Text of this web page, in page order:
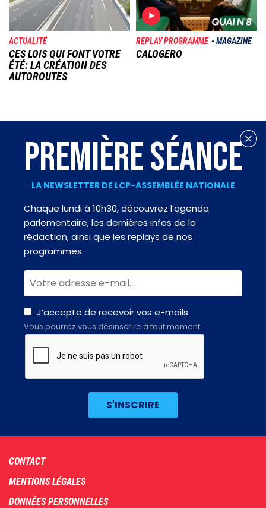
ACTUALITÉ
CES LOIS QUI FONT VOTRE
ÉTÉ: LA CRÉATION DES
AUTOROUTES
REPLAY PROGRAMME MAGAZINE
CALOGERO
PREMIÈRE SÉANCE
LA NEWSLETTER DE LCP-ASSEMBLÉE NATIONALE
Chaque lundi à 10h30, découvrez l’agenda
parlementaire, les dernières infos de la
rédaction, ainsi que les replays de nos
programmes.
J’accepte de recevoir vos e-mails.
Vous pourrez vous désinscrire à tout moment
Footer
menu
CONTACT
MENTIONS LÉGALES
DONNÉES PERSONNELLES